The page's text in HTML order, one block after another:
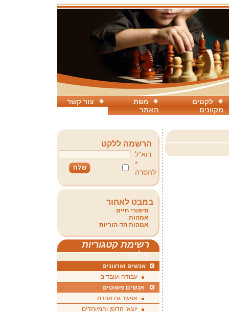
צור קשר
מפת
האתר
לקטים
מקוונים
הרשמה ללקט
דוא"ל
*
להסרה
במבט לאחור
סיפורי חיים
אמהות
אמהות חד-הוריות
רשימת קטגוריות
מלאה
אנשים וארגונים
עבודה ועובדים
אנשים פשוטים
אפשר גם אחרת
יוצאי הדופן והמיוחדים